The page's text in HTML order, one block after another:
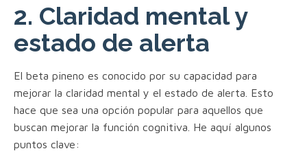
2. Claridad mental y
estado de alerta
El beta pineno es conocido por su capacidad para
mejorar la claridad mental y el estado de alerta. Esto
hace que sea una opción popular para aquellos que
buscan mejorar la función cognitiva. He aquí algunos
puntos clave: